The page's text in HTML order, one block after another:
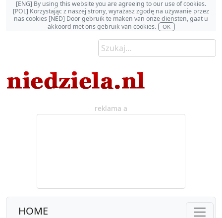
[ENG] By using this website you are agreeing to our use of cookies.
[POL] Korzystając z naszej strony, wyrażasz zgodę na używanie przez
nas cookies [NED] Door gebruik te maken van onze diensten, gaat u
akkoord met ons gebruik van cookies.
OK
reklama a
HOME